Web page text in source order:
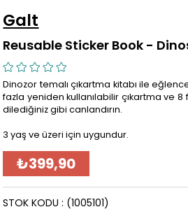
Galt
Reusable Sticker Book -
Dinozor temalı çıkartma kitabı ile
fazla yeniden kullanılabilir çıkartma ve
dilediğiniz gibi canlandırın.
3 yaş ve üzeri için uygundur.
₺399,90
(1005101)
STOK KODU